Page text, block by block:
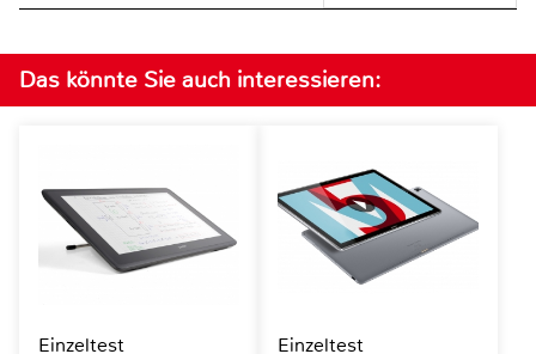
Das könnte Sie auch interessieren:
Einzeltest
Einzeltest